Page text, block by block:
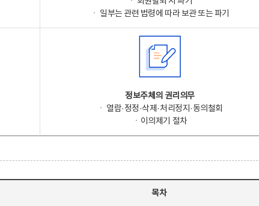
ㆍ 일부는 관련 법령에 따라 보관 또는 파기
정보주체의 권리의무
ㆍ 열람·정정·삭제·처리정지·동의철회
ㆍ이의제기 절차
목차